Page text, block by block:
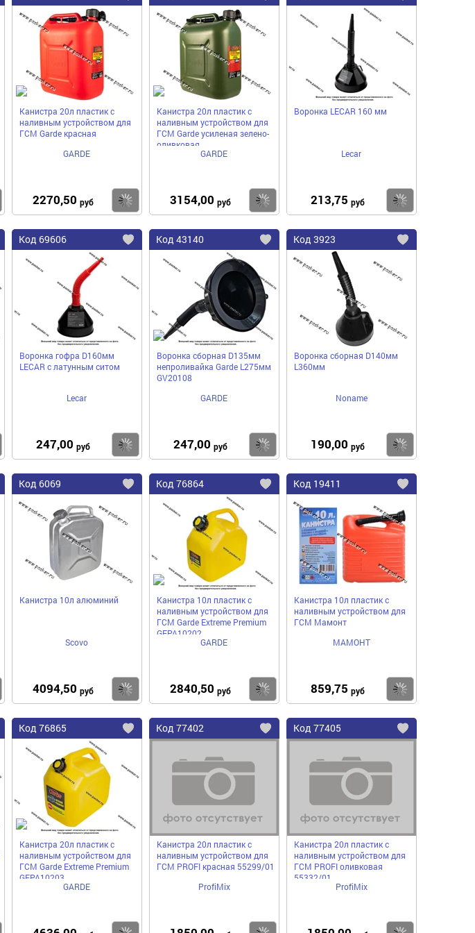
избранное
Купить
избранное
Канистра 20л пластик с
наливным устройством для
ГСМ Garde красная
GARDE
2270,50 руб Купить
Канистра 20л пластик с
наливным устройством для
ГСМ Garde усиленая зелено-
оливковая
GARDE
3154,00 руб Купить
Воронка LECAR 160 мм
Lecar
213,75 руб
Добавить
Купить
Код 69606
Добавить
Воронка гофра D160мм
LECAR с латунным ситом
Lecar
247,00 руб Купить
Код 43140
Добавить
избранное
Воронка сборная D135мм
непроливайка Garde L275мм
GV20108
GARDE
247,00 руб Купить
Код 3923
Воронка сборная D140мм
L360мм
Noname
190,00 руб
Добавить
избранное
Купить
Код 6069
Добавить
Канистра 10л алюминий
Scovo
4094,50 руб Купить
Код 76864
Добавить
избранное
Канистра 10л пластик с
наливным устройством для
ГСМ Garde Extreme Premium
GEPA10202
GARDE
2840,50 руб Купить
Код 19411
Канистра 10л пластик с
наливным устройством для
ГСМ Мамонт
МАМОНТ
859,75 руб
Добавить
избранное
Код 76865
Добавить
избранное
Канистра 20л пластик с
наливным устройством для
ГСМ Garde Extreme Premium
GEPA10203
GARDE
Код 77402
Добавить
избранное
Канистра 20л пластик с
наливным устройством для
ГСМ PROFI красная 55299/01
ProfiMix
Код 77405
Канистра 20л пластик с
наливным устройством для
ГСМ PROFI оливковая
55332/01
ProfiMix